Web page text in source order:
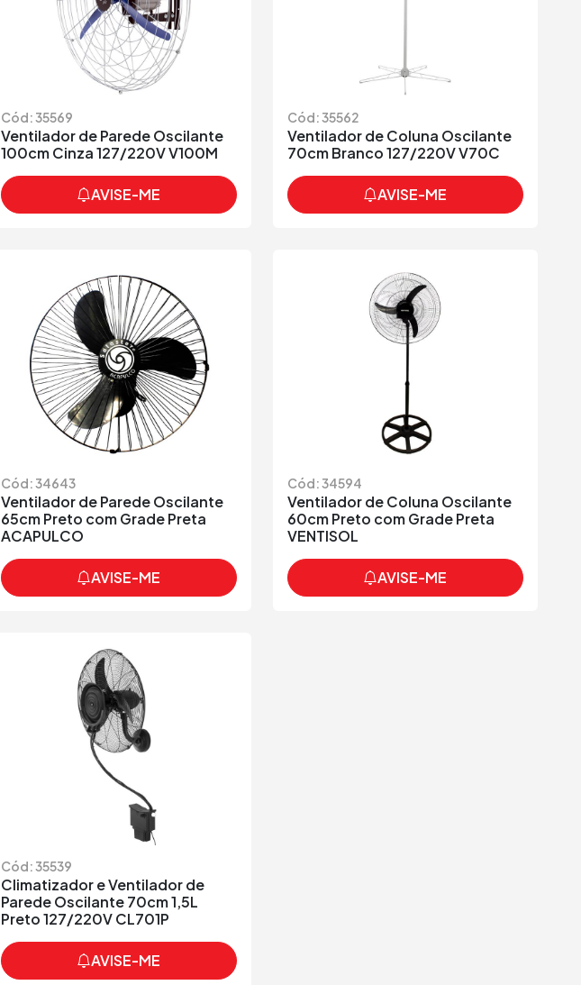
Cód: 35569
Ventilador de Parede Oscilante
100cm Cinza 127/220V V100M
AVISE-ME
Cód: 35562
Ventilador de Coluna Oscilante
70cm Branco 127/220V V70C
AVISE-ME
Cód: 34643
Ventilador de Parede Oscilante
65cm Preto com Grade Preta
ACAPULCO
AVISE-ME
Cód: 34594
Ventilador de Coluna Oscilante
60cm Preto com Grade Preta
VENTISOL
AVISE-ME
Cód: 35539
Climatizador e Ventilador de
Parede Oscilante 70cm 1,5L
Preto 127/220V CL701P
AVISE-ME